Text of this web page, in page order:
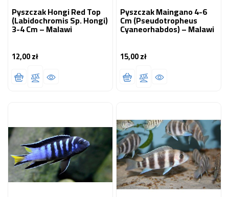
Pyszczak Hongi Red Top
(Labidochromis Sp. Hongi)
3-4 Cm – Malawi
12,00 złCena
Pyszczak Maingano 4-6
Cm (Pseudotropheus
Cyaneorhabdos) – Malawi
15,00 złCena